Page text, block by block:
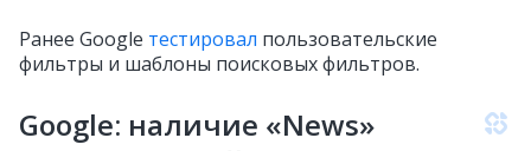
Ранее Google тестировал пользовательские
фильтры и шаблоны поисковых фильтров.
Google: наличие «News»